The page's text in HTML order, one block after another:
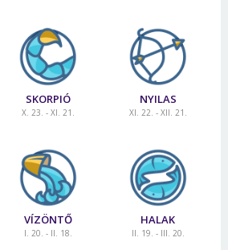
SKORPIÓ
X. 23. - XI. 21.
NYILAS
XI. 22. - XII. 21.
VÍZÖNTŐ
I. 20. - II. 18.
HALAK
II. 19. - III. 20.